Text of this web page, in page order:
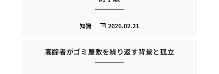
2026.02.21
知識
高齢者がゴミ屋敷を繰り返す背景と孤立